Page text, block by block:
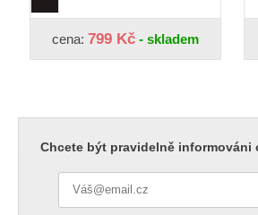
cena: 799 Kč - skladem
Chcete být pravidelně informováni